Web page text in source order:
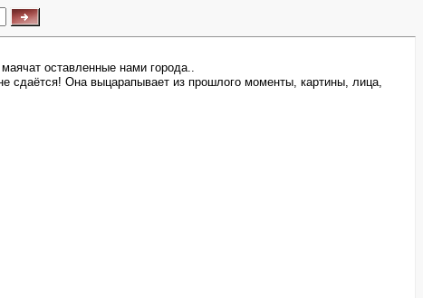
оставленные нами города..
сдаётся! Она выцарапывает из прошлого моменты, картины, лица,